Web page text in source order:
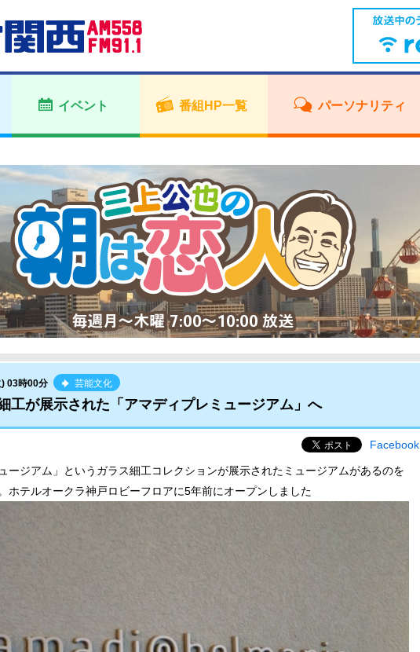
イベント 番組HP一覧 パーソナリティ
03時00分 芸能文化
工が展示された「アマディプレミュージアム」へ
Facebook
ージアム」というガラス細工コレクションが展示されたミュージアムがあるのを
ホテルオークラ神戸ロビーフロアに5年前にオープンしました